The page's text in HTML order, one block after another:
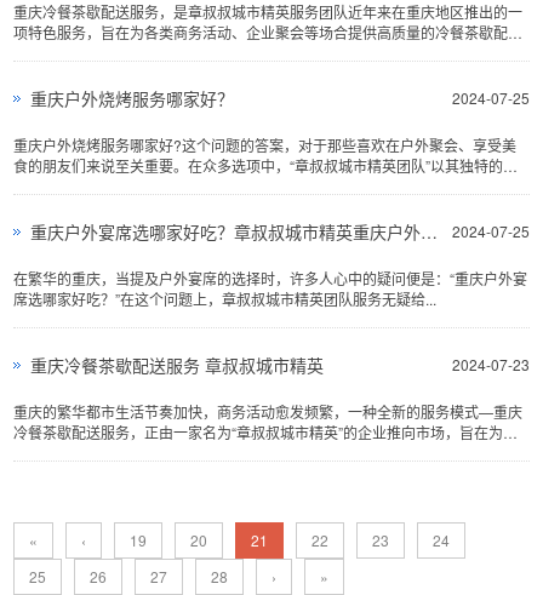
重庆冷餐茶歇配送服务，是章叔叔城市精英服务团队近年来在重庆地区推出的一
项特色服务，旨在为各类商务活动、企业聚会等场合提供高质量的冷餐茶歇配送
2024-07-25
重庆户外烧烤服务哪家好？
重庆户外烧烤服务哪家好?这个问题的答案，对于那些喜欢在户外聚会、享受美
食的朋友们来说至关重要。在众多选项中，“章叔叔城市精英团队”以其独特的服
2024-07-25
重庆户外宴席选哪家好吃？章叔叔城市精英重庆户外宴席首选
在繁华的重庆，当提及户外宴席的选择时，许多人心中的疑问便是：“重庆户外宴
席选哪家好吃？”在这个问题上，章叔叔城市精英团队服务无疑给...
2024-07-23
重庆冷餐茶歇配送服务 章叔叔城市精英
重庆的繁华都市生活节奏加快，商务活动愈发频繁，一种全新的服务模式—重庆
冷餐茶歇配送服务，正由一家名为“章叔叔城市精英”的企业推向市场，旨在为忙
« ‹ 19 20 21 22 23
24
25
26 27 28 › »